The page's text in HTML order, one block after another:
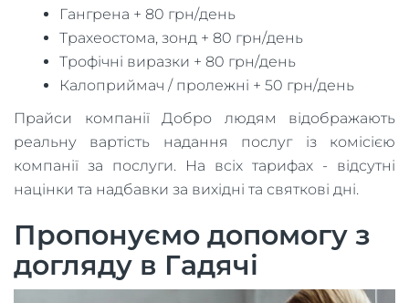
Гангрена + 80 грн/день
Трахеостома, зонд + 80 грн/день
Трофічні виразки + 80 грн/день
Калоприймач / пролежні + 50 грн/день
Прайси компанії Добро людям відображають
реальну вартість надання послуг із комісією
компанії за послуги. На всіх тарифах - відсутні
націнки та надбавки за вихідні та святкові дні.
Пропонуємо допомогу з
догляду в Гадячі